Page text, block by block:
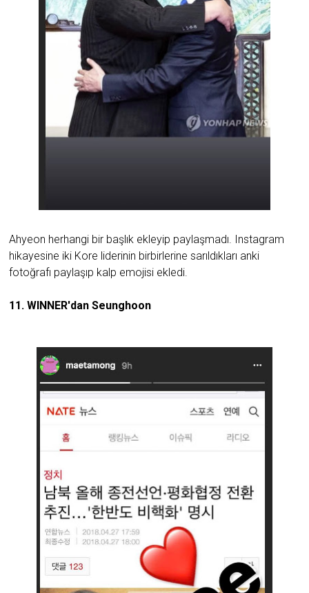
Ahyeon herhangi bir başlık ekleyip paylaşmadı. Instagram
hikayesine iki Kore liderinin birbirlerine sarıldıkları anki
fotoğrafı paylaşıp kalp emojisi ekledi.
11. WINNER'dan Seunghoon